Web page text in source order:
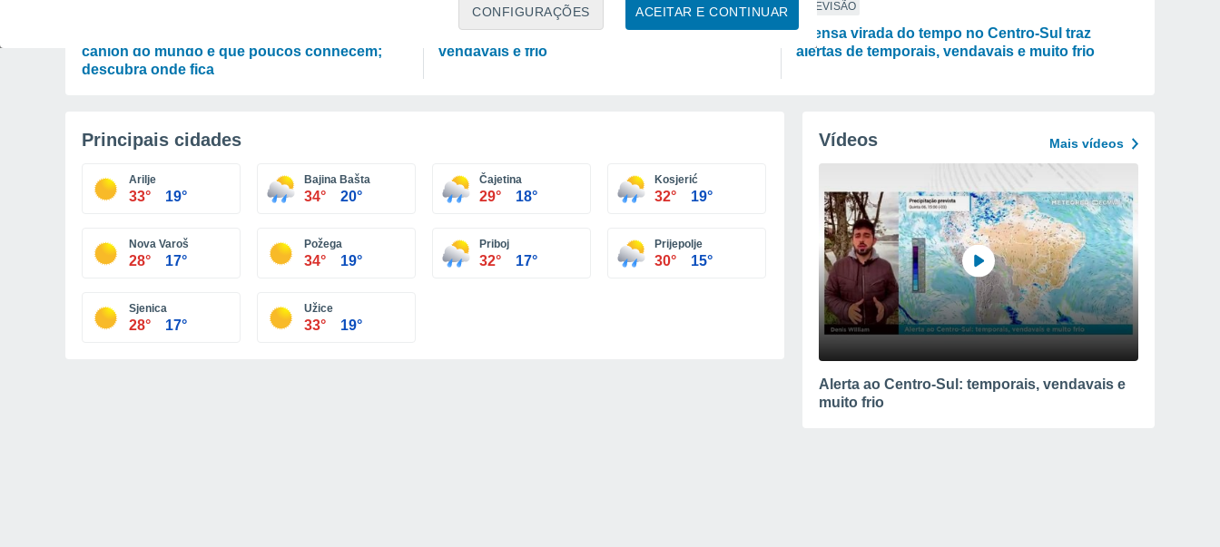
ACEITAR E CONTINUAR
CONFIGURAÇÕES
cânion do mundo e que poucos conhecem;
descubra onde fica
PREVISÃO
Frente fria confirmada para SP: tempestades,
vendavais e frio
PREVISÃO
Intensa virada do tempo no Centro-Sul traz
alertas de temporais, vendavais e muito frio
Principais cidades
Arilje
33° 19°
Bajina Bašta
34° 20°
Čajetina
29° 18°
Kosjerić
32° 19°
Nova Varoš
28° 17°
Požega
34° 19°
Priboj
32° 17°
Prijepolje
30° 15°
Sjenica
28° 17°
Užice
33° 19°
Vídeos Mais vídeos
Alerta ao Centro-Sul: temporais, vendavais e
muito frio